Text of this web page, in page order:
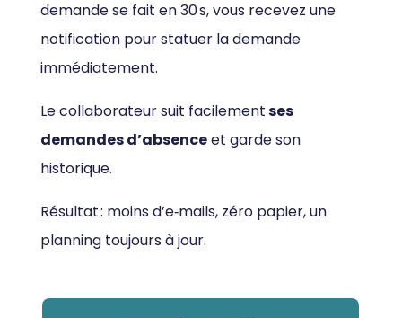
demande se fait en 30 s, vous recevez une
notification pour statuer la demande
immédiatement.
Le collaborateur suit facilementses
demandes d’absenceet garde son
historique.
Résultat : moins d’e‑mails, zéro papier, un
planning toujours à jour.